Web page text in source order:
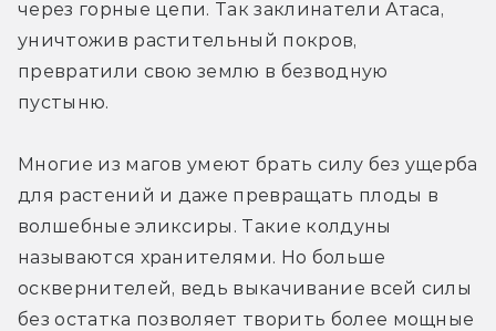
через горные цепи. Так заклинатели Атаса,
уничтожив растительный покров,
превратили свою землю в безводную
пустыню.
Многие из магов умеют брать силу без ущерба
для растений и даже превращать плоды в
волшебные эликсиры. Такие колдуны
называются хранителями. Но больше
осквернителей, ведь выкачивание всей силы
без остатка позволяет творить более мощные